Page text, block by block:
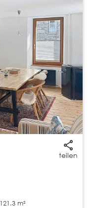
teilen
121.3 m²